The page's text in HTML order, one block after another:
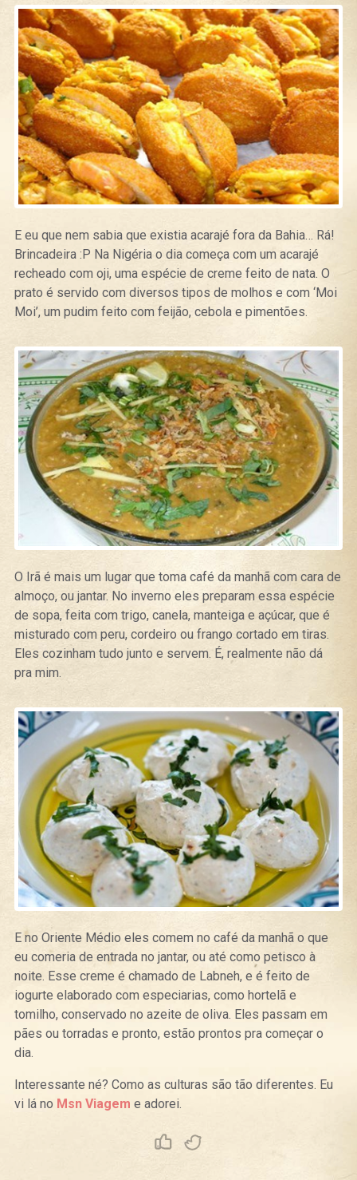
E eu que nem sabia que existia acarajé fora da Bahia… Rá!
Brincadeira :P Na Nigéria o dia começa com um acarajé
recheado com oji, uma espécie de creme feito de nata. O
prato é servido com diversos tipos de molhos e com ‘Moi
Moi’, um pudim feito com feijão, cebola e pimentões.
O Irã é mais um lugar que toma café da manhã com cara de
almoço, ou jantar. No inverno eles preparam essa espécie
de sopa, feita com trigo, canela, manteiga e açúcar, que é
misturado com peru, cordeiro ou frango cortado em tiras.
Eles cozinham tudo junto e servem. É, realmente não dá
pra mim.
E no Oriente Médio eles comem no café da manhã o que
eu comeria de entrada no jantar, ou até como petisco à
noite. Esse creme é chamado de Labneh, e é feito de
iogurte elaborado com especiarias, como hortelã e
tomilho, conservado no azeite de oliva. Eles passam em
pães ou torradas e pronto, estão prontos pra começar o
dia.
Interessante né? Como as culturas são tão diferentes. Eu
vi lá no Msn Viagem e adorei.
Curtir